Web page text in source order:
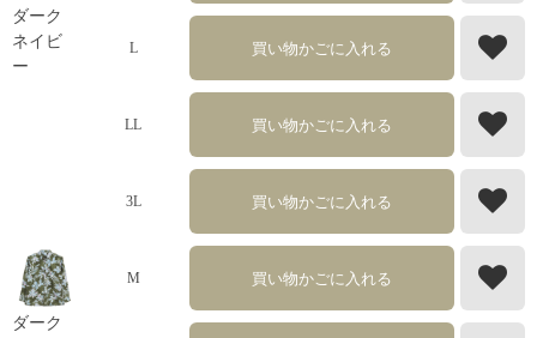
ダーク
ネイビ
ー
L 買い物かごに入れる
LL 買い物かごに入れる
3L 買い物かごに入れる
ダーク
M 買い物かごに入れる